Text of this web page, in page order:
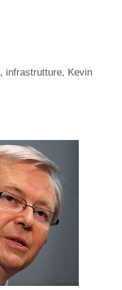
, infrastrutture, Kevin